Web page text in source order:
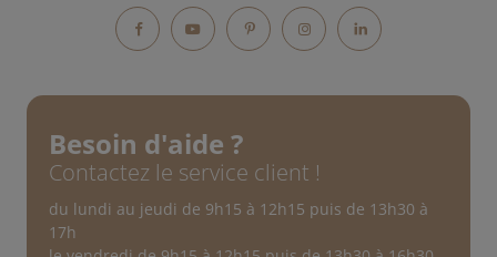
FacebookYouTubePinterestInstagramLinkedIn
Besoin d'aide ?
Contactez le service client !
du lundi au jeudi de 9h15 à 12h15 puis de 13h30 à
17h